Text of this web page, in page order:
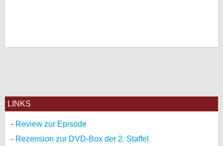
LINKS
Review zur Episode
Rezension zur DVD-Box der 2. Staffel